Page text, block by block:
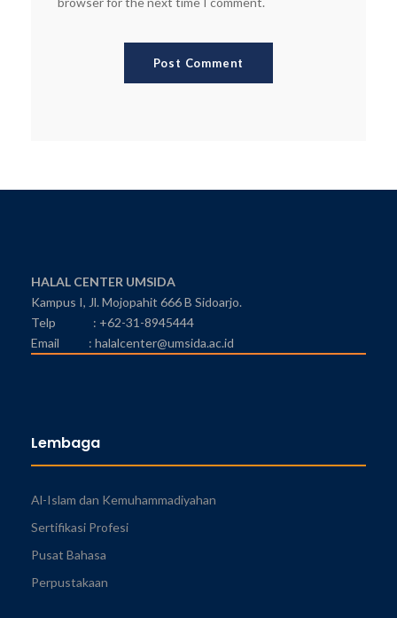
HALAL CENTER UMSIDA
Kampus I, Jl. Mojopahit 666 B Sidoarjo.
Telp : +62-31-8945444
Email : halalcenter@umsida.ac.id
Lembaga
Al-Islam dan Kemuhammadiyahan
Sertifikasi Profesi
Pusat Bahasa
Perpustakaan